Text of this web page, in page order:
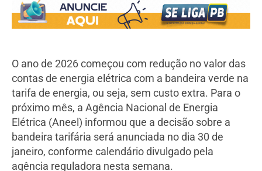
O ano de 2026 começou com redução no valor das
contas de energia elétrica com a bandeira verde na
tarifa de energia, ou seja, sem custo extra. Para o
próximo mês, a Agência Nacional de Energia
Elétrica (Aneel) informou que a decisão sobre a
bandeira tarifária será anunciada no dia 30 de
janeiro, conforme calendário divulgado pela
agência reguladora nesta semana.